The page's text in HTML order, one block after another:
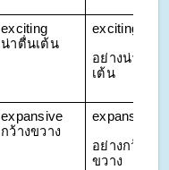
exciting
น่าตื่นเต้น
excitingly
อย่างน่าตื่น
เต้น
expansive
กว้างขวาง
expansively
อย่างกว้าง
ขวาง